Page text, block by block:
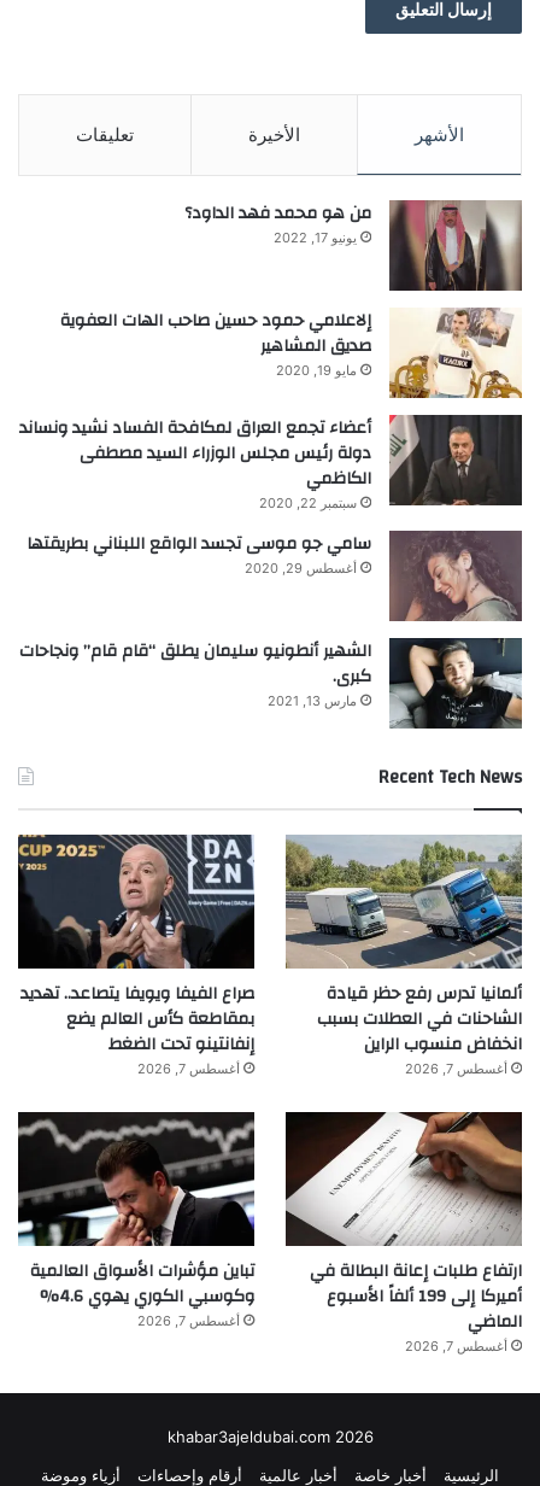
الأشهر الأخيرة تعليقات
من هو محمد فهد الداود؟
يونيو 17, 2022
إلاعلامي حمود حسين صاحب الهات العفوية
صديق المشاهير
مايو 19, 2020
أعضاء تجمع العراق لمكافحة الفساد نشيد ونساند
دولة رئيس مجلس الوزراء السيد مصطفى
الكاظمي
سبتمبر 22, 2020
سامي جو موسى تجسد الواقع اللبناني بطريقتها
أغسطس 29, 2020
الشهير أنطونيو سليمان يطلق “قام قام” ونجاحات
كبرى.
مارس 13, 2021
Recent Tech News
ألمانيا تدرس رفع حظر قيادة
الشاحنات في العطلات بسبب
انخفاض منسوب الراين
أغسطس 7, 2026
صراع الفيفا ويويفا يتصاعد.. تهديد
بمقاطعة كأس العالم يضع
إنفانتينو تحت الضغط
أغسطس 7, 2026
ارتفاع طلبات إعانة البطالة في
أميركا إلى 199 ألفاً الأسبوع
الماضي
أغسطس 7, 2026
تباين مؤشرات الأسواق العالمية
وكوسبي الكوري يهوي 4.6%
أغسطس 7, 2026
khabar3ajeldubai.com 2026
الرئيسية
أخبار خاصة أخبار عالمية أرقام وإحصاءات أزياء وموضة